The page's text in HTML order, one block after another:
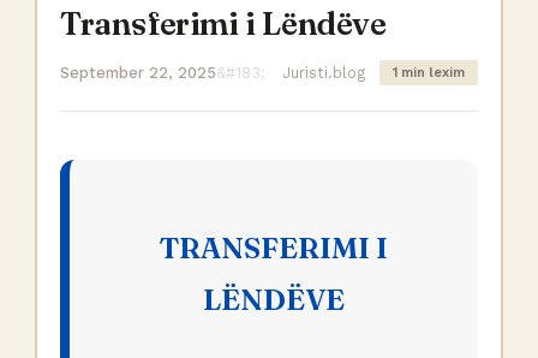
Transferimi i Lëndëve
September 22, 2025 Juristi.blog 1 min lexim
TRANSFERIMI I
LËNDËVE